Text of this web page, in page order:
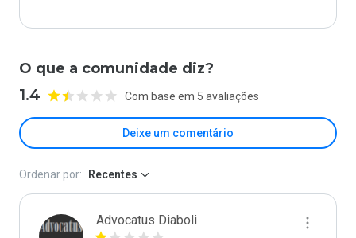
O que a comunidade diz?
1.4 Com base em 5 avaliações
Deixe um comentário
Ordenar por: Recentes
Advocatus Diaboli